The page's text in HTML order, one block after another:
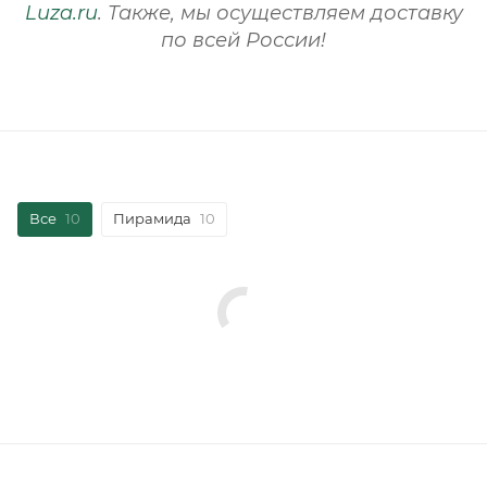
Luza.ru. Также, мы осуществляем доставку
по всей России!
Все 10 Пирамида 10